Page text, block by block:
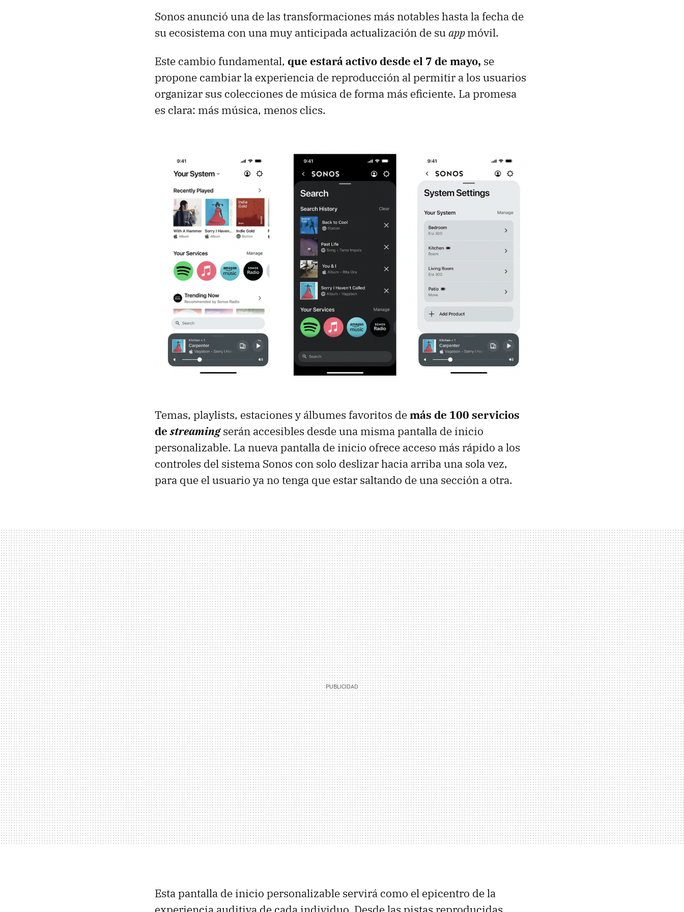
Sonos anunció una de las transformaciones más notables hasta la fecha de
su ecosistema con una muy anticipada actualización de suappmóvil.
Este cambio fundamental, que estará activo desde el 7 de mayo, se
propone cambiar la experiencia de reproducción al permitir a los usuarios
organizar sus colecciones de música de forma más eficiente. La promesa
es clara: más música, menos clics.
Temas, playlists, estaciones y álbumes favoritos demás de 100 servicios
destreaming serán accesibles desde una misma pantalla de inicio
personalizable. La nueva pantalla de inicio ofrece acceso más rápido a los
controles del sistema Sonos con solo deslizar hacia arriba una sola vez,
para que el usuario ya no tenga que estar saltando de una sección a otra.
Esta pantalla de inicio personalizable servirá como el epicentro de la